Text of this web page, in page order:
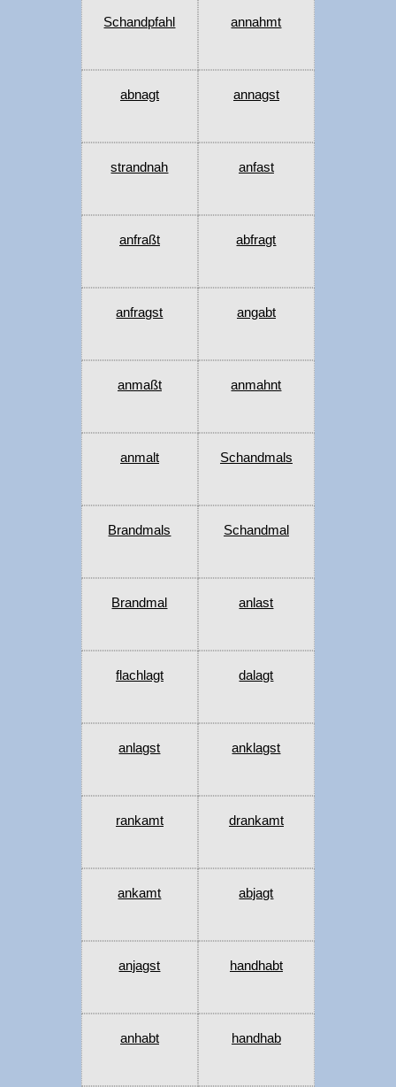
Schandpfahl annahmt
abnagt annagst
strandnah anfast
anfraßt abfragt
anfragst angabt
anmaßt anmahnt
anmalt Schandmals
Brandmals Schandmal
Brandmal anlast
flachlagt dalagt
anlagst anklagst
rankamt drankamt
ankamt abjagt
anjagst handhabt
anhabt handhab